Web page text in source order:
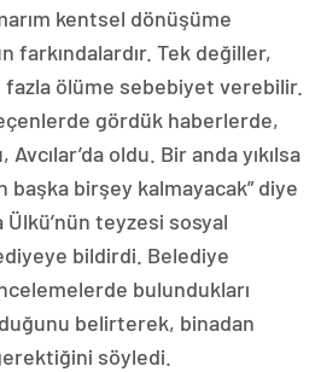
kentsel dönüşüme
farkındalardır. Tek değiller,
fazla ölüme sebebiyet verebilir.
gördük haberlerde,
oldu. Bir anda yıkılsa
birşey kalmayacak” diye
teyzesi sosyal
bildirdi. Belediye
bulundukları
belirterek, binadan
söyledi.